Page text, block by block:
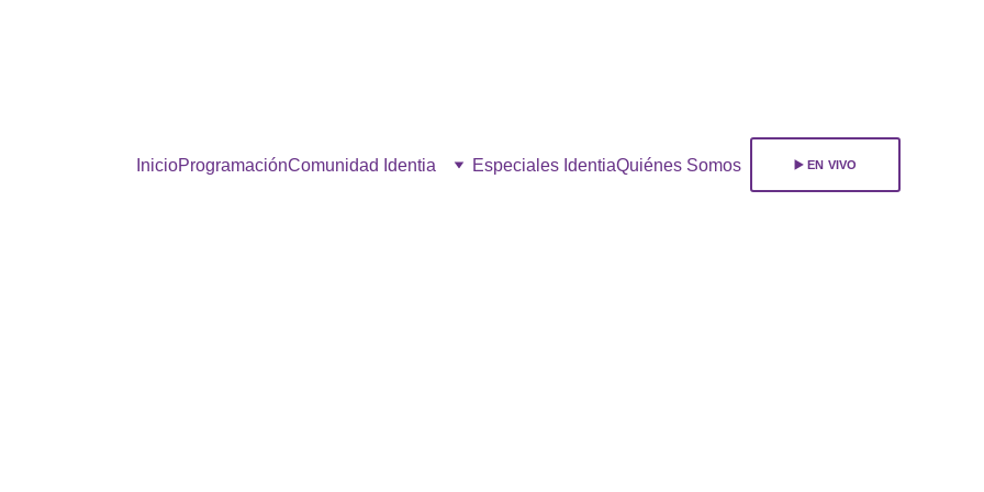
InicioProgramaciónComunidad Identia Especiales IdentiaQuiénes Somos ▶️ EN VIVO